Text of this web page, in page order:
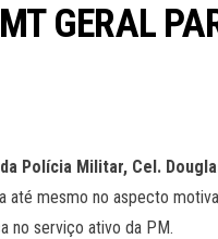
GERAL
Polícia Militar, Cel.
até mesmo no aspecto
no serviço ativo da PM.